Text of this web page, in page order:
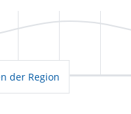
der Region